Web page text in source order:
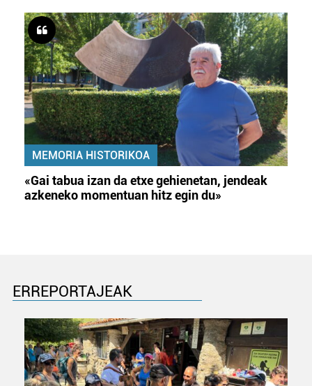
MEMORIA HISTORIKOA
«Gai tabua izan da etxe gehienetan, jendeak
azkeneko momentuan hitz egin du»
ERREPORTAJEAK